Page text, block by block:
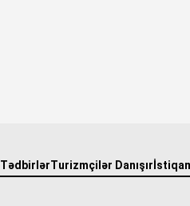
TədbirlərTurizmçilər Danışır